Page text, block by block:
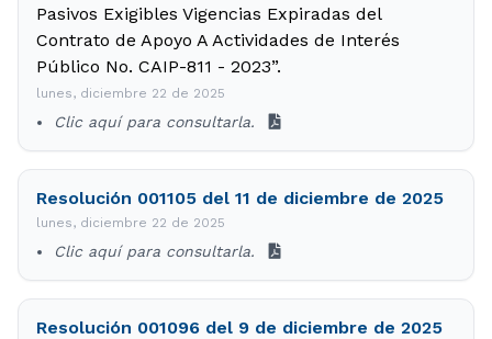
Pasivos Exigibles Vigencias Expiradas del
Contrato de Apoyo A Actividades de Interés
Público No. CAIP-811 - 2023”.
lunes, diciembre 22 de 2025
Clic aquí para consultarla.
Resolución 001105 del 11 de diciembre de 2025
lunes, diciembre 22 de 2025
Clic aquí para consultarla.
Resolución 001096 del 9 de diciembre de 2025